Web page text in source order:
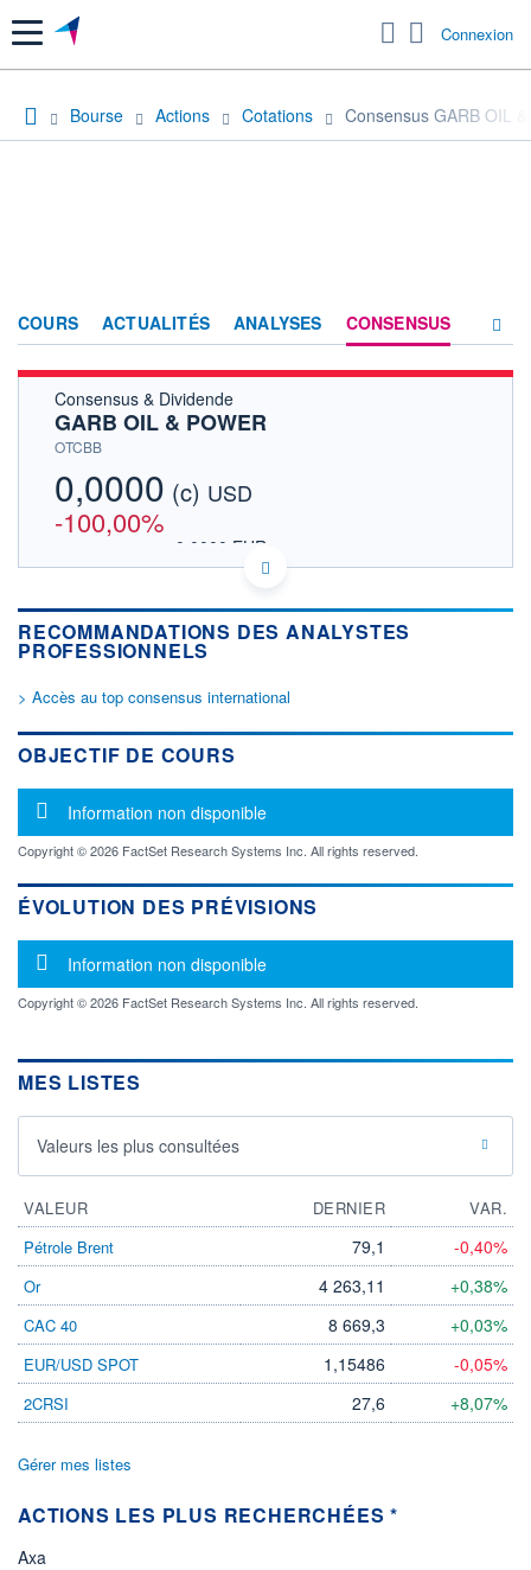
Menu Connexion
Bourse Actions Cotations Consensus GARB OIL
COURS ACTUALITÉS ANALYSES CONSENSUS
Consensus & Dividende
GARB OIL & POWER
OTCBB
0,0000 (c) USD
-100,00%
0,0000 EUR
DONNÉES TEMPS DIFFÉRÉ
Politique d'exécution
Cotation sur les autres places
OUVERTURE CLÔTURE VEILLE
0,0000
16 000 000
VALORISATION
LIMITE À LA
BAISSE
0,0000
LIMITE À LA
HAUSSE
0,0000
RENDEMENT
ESTIMÉ 2026
- -
05.08.26 / 17:44:48
Non éligible
Boursobank
RECOMMANDATIONS DES ANALYSTES
PROFESSIONNELS
> Accès au top consensus international
OBJECTIF DE COURS
Message d'information
Information non disponible
Copyright © 2026 FactSet Research Systems Inc. All rights reserved.
ÉVOLUTION DES PRÉVISIONS
Message d'information
Information non disponible
Copyright © 2026 FactSet Research Systems Inc. All rights reserved.
MES LISTES
Valeurs les plus consultées
VALEUR DERNIER
VAR.
Pétrole Brent
79,1 -0,40%
Or 4 263,11 +0,38%
CAC 40 8 669,3 +0,03%
EUR/USD SPOT 1,15486 -0,05%
2CRSI 27,6 +8,07%
Gérer mes listes
ACTIONS LES PLUS RECHERCHÉES *
Axa